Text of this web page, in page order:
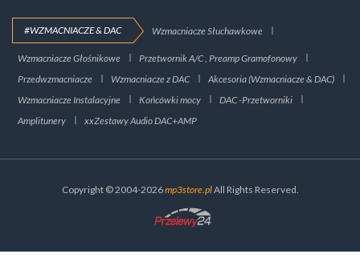
#WZMACNIACZE & DAC Wzmacniacze Słuchawkowe
Wzmacniacze Głośnikowe
Przetwornik A/C , Preamp Gramofonowy
Przedwzmacniacze
Wzmacniacze z DAC
Akcesoria (Wzmacniacze & DAC)
Wzmacniacze Instalacyjne
Końcówki mocy
DAC -Przetworniki
Amplitunery
xxZestawy Audio DAC+AMP
Copyright © 2004-2026mp3store.plAll Rights Reserved.